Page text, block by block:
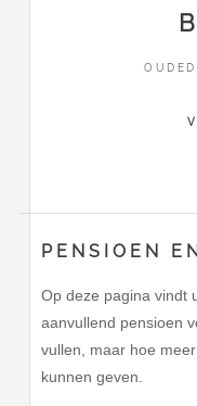
PENSIOEN
Op deze pagina vindt
aanvullend pensioen
vullen, maar hoe
kunnen geven.